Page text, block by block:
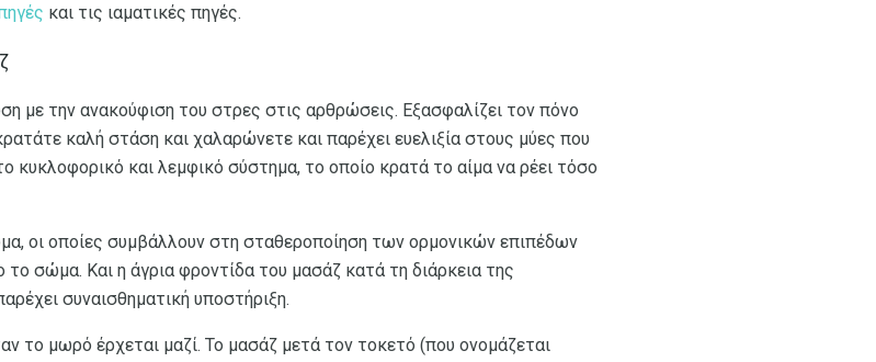
και τις ιαματικές πηγές.
με την ανακούφιση του στρες στις αρθρώσεις. Εξασφαλίζει τον πόνο
καλή στάση και χαλαρώνετε και παρέχει ευελιξία στους μύες που
κυκλοφορικό και λεμφικό σύστημα, το οποίο κρατά το αίμα να ρέει τόσο
οι οποίες συμβάλλουν στη σταθεροποίηση των ορμονικών επιπέδων
σώμα. Και η άγρια ​​φροντίδα του μασάζ κατά τη διάρκεια της
συναισθηματική υποστήριξη.
το μωρό έρχεται μαζί. Το μασάζ μετά τον τοκετό (που ονομάζεται